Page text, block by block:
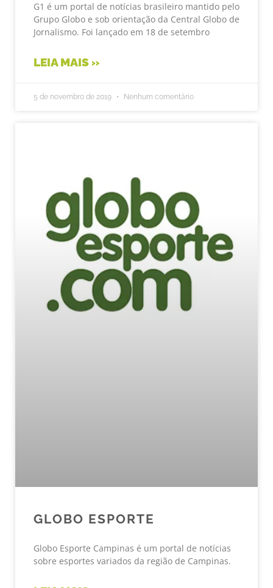
G1 é um portal de notícias brasileiro mantido pelo
Grupo Globo e sob orientação da Central Globo de
Jornalismo. Foi lançado em 18 de setembro
LEIA MAIS »
5 de novembro de 2019 Nenhum comentário
GLOBO ESPORTE
Globo Esporte Campinas é um portal de notícias
sobre esportes variados da região de Campinas.